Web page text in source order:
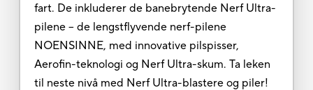
fart. De inkluderer de banebrytende Nerf Ultra-
pilene -- de lengstflyvende nerf-pilene
NOENSINNE, med innovative pilspisser,
Aerofin-teknologi og Nerf Ultra-skum. Ta leken
til neste nivå med Nerf Ultra-blastere og piler!